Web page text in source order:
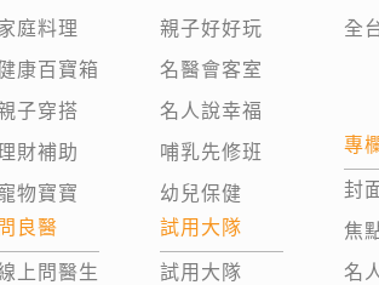
庭料理
康百寶箱
子穿搭
財補助
物寶寶
問良醫
上問醫生
親子好好玩
名醫會客室
名人說幸福
哺乳先修班
幼兒保健
試用大隊
試用大隊
全
專
封
焦
名